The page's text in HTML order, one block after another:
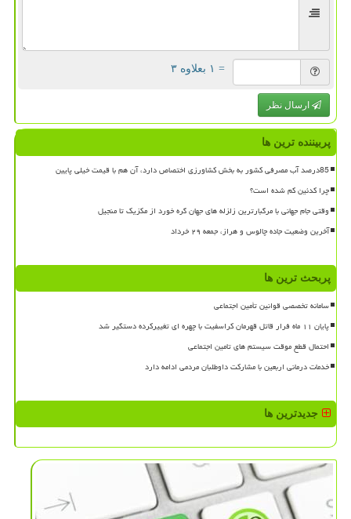
= ۱ بعلاوه ۳
ارسال نظر
پربیننده ترین ها
85درصد آب مصرفی کشور به بخش کشاورزی اختصاص دارد، آن هم با قیمت خیلی پایین
چرا کدئین کم شده است؟
وقتی جام جهانی با مرگبارترین زلزله های جهان گره خورد از مکزیک تا منجیل
آخرین وضعیت جاده چالوس و هراز، جمعه ۲۹ خرداد
پربحث ترین ها
سامانه تخصصی قوانین تأمین اجتماعی
پایان ۱۱ ماه فرار قاتل قهرمان کراسفیت با چهره ای تغییرکرده دستگیر شد
احتمال قطع موقت سیستم های تامین اجتماعی
خدمات درمانی اربعین با مشارکت داوطلبان مردمی ادامه دارد
جدیدترین ها